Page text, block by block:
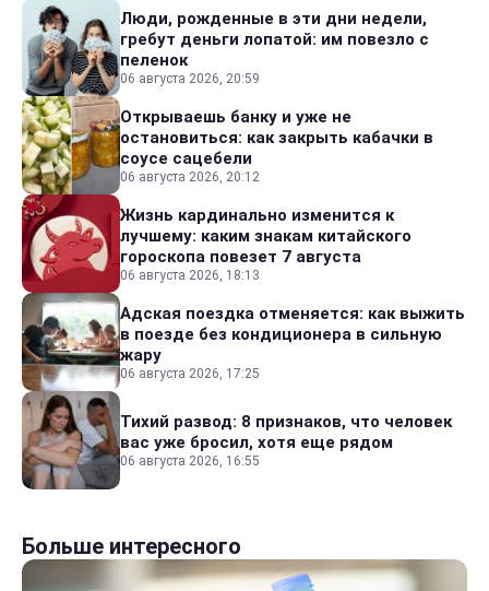
Люди, рожденные в эти дни недели,
гребут деньги лопатой: им повезло с
пеленок
06 августа 2026, 20:59
Открываешь банку и уже не
остановиться: как закрыть кабачки в
соусе сацебели
06 августа 2026, 20:12
Жизнь кардинально изменится к
лучшему: каким знакам китайского
гороскопа повезет 7 августа
06 августа 2026, 18:13
Адская поездка отменяется: как выжить
в поезде без кондиционера в сильную
жару
06 августа 2026, 17:25
Тихий развод: 8 признаков, что человек
вас уже бросил, хотя еще рядом
06 августа 2026, 16:55
Больше интересного